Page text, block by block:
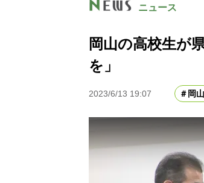
ニュース
岡山の高校生が
を」
2023/6/13 19:07 岡山